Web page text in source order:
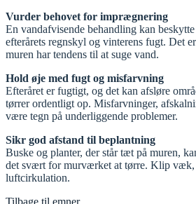
Vurder behovet for imprægnering
En vandafvisende behandling kan
efterårets regnskyl og vinterens fugt. Det
muren har tendens til at suge vand.
Hold øje med fugt og misfarvning
Efteråret er fugtigt, og det kan afsløre
tørrer ordentligt op. Misfarvninger,
være tegn på underliggende problemer.
Sikr god afstand til beplantning
Buske og planter, der står tæt på muren,
det svært for murværket at tørre. Klip væk,
luftcirkulation.